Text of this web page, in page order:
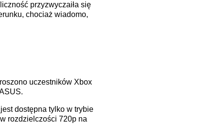
przyzwyczaiła się
chociaż wiadomo,
uczestników Xbox
dostępna tylko w trybie
rozdzielczości 720p na